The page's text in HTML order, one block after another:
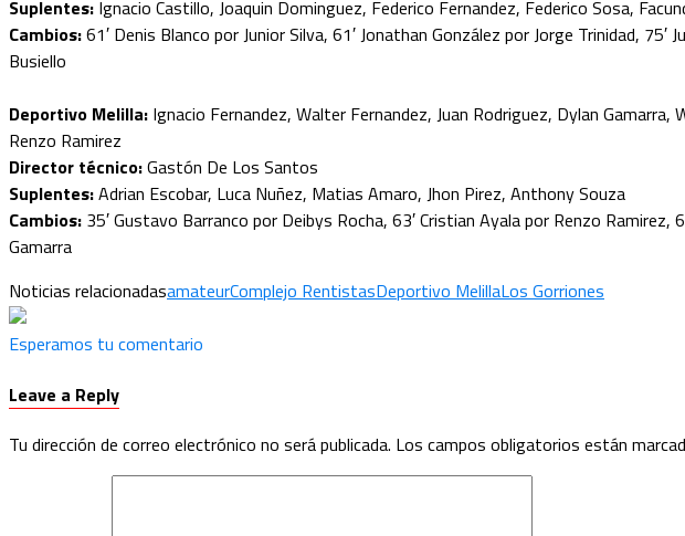
Suplentes: Ignacio Castillo, Joaquin Dominguez, Federico Fernandez, Federico Sosa,
Cambios:61′ Denis Blanco por Junior Silva, 61′ Jonathan González por Jorge Trinidad,
Busiello
Deportivo Melilla: Ignacio Fernandez, Walter Fernandez, Juan Rodriguez, Dylan
Renzo Ramirez
Director técnico:Gastón De Los Santos
Suplentes:Adrian Escobar, Luca Nuñez, Matias Amaro, Jhon Pirez, Anthony Souza
Cambios: 35′ Gustavo Barranco por Deibys Rocha, 63′ Cristian Ayala por Renzo
Gamarra
Noticias relacionadasamateurComplejo RentistasDeportivo MelillaLos Gorriones
Esperamos tu comentario
Leave a Reply
Tu dirección de correo electrónico no será publicada. Los campos obligatorios están